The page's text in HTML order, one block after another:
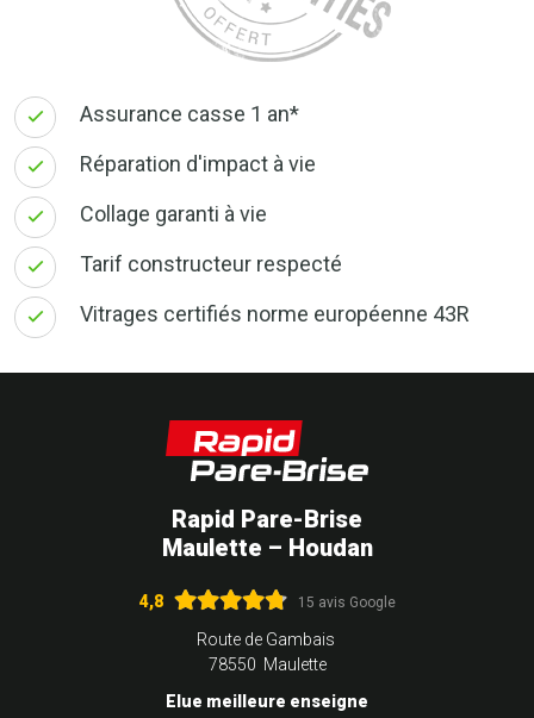
Assurance casse 1 an*
Réparation d'impact à vie
Collage garanti à vie
Tarif constructeur respecté
Vitrages certifiés norme européenne 43R
Rapid Pare-Brise
Maulette – Houdan
4,8 15 avis Google
Route de Gambais
78550 Maulette
Elue meilleure enseigne